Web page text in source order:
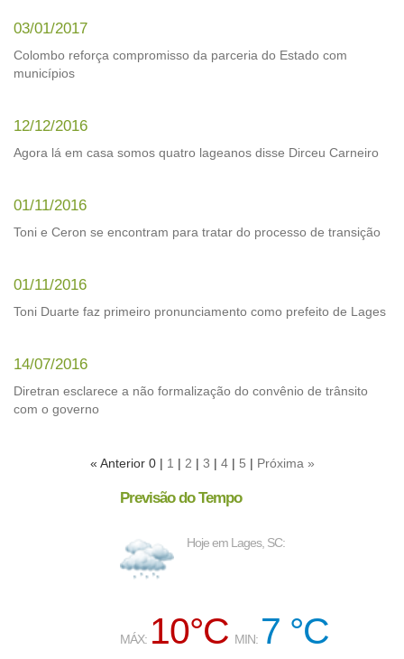
03/01/2017
Colombo reforça compromisso da parceria do Estado com
municípios
12/12/2016
Agora lá em casa somos quatro lageanos disse Dirceu Carneiro
01/11/2016
Toni e Ceron se encontram para tratar do processo de transição
01/11/2016
Toni Duarte faz primeiro pronunciamento como prefeito de Lages
14/07/2016
Diretran esclarece a não formalização do convênio de trânsito
com o governo
« Anterior 0 | 1 | 2 | 3 | 4| 5 | Próxima »
Previsão do Tempo
Hoje em Lages, SC:
MÁX: 10°C MIN: 7 °C